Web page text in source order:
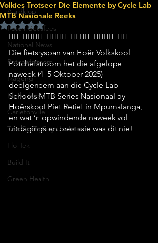
Aardklop
Potch Geesfees
National News
Potchefstroom
Ikageng
Klerksdorp
Carletonville
The Go-To Guy Updates
Flo-Tek
Build It
Green Health
Volkies Trotseer Die Elemente by Cycle Lab
MTB Nasionale Reeks
Rated NaN out of 5 stars.
🚴‍♂️  🚴‍♀️🚴‍♂️  🚴‍♀️🚴‍♂️  🚴‍♀️🚴‍♂️  🚴‍♀️🚴‍♂️  🚴‍♀️
Die fietsryspan van Hoër Volkskool
Potchefstroom het die afgelope
naweek (4–5 Oktober 2025)
deelgeneem aan die Cycle Lab
Schools MTB Series Nasionaal by
Hoërskool Piet Retief in Mpumalanga,
en wat ’n opwindende naweek vol
uitdagings en prestasie was dit nie!